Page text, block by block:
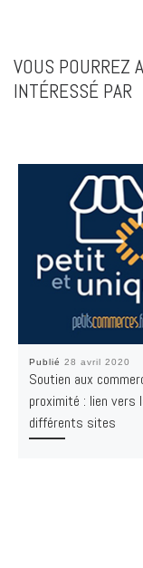
VOUS POURREZ
INTÉRESSÉ PAR
Publié 28 avril 2020
Soutien aux
proximité : lien vers
différents sites